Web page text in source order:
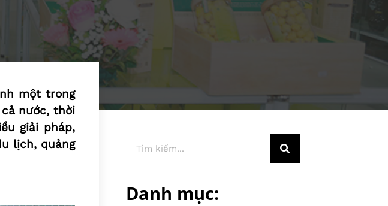
một trong
nước, thời
giải pháp,
lịch, quảng
Danh mục: